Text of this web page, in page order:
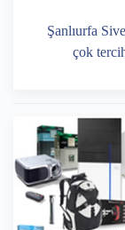
Şanlıurfa
çok